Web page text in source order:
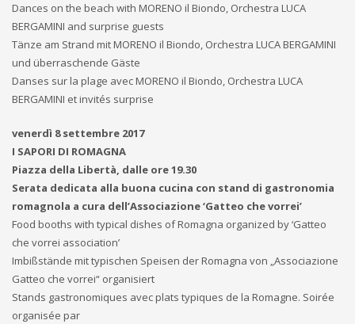
Dances on the beach with MORENO il Biondo, Orchestra LUCA
BERGAMINI and surprise guests
Tänze am Strand mit MORENO il Biondo, Orchestra LUCA BERGAMINI
und überraschende Gäste
Danses sur la plage avec MORENO il Biondo, Orchestra LUCA
BERGAMINI et invités surprise
venerdì 8 settembre 2017
I SAPORI DI ROMAGNA
Piazza della Libertà, dalle ore 19.30
Serata dedicata alla buona cucina con stand di gastronomia
romagnola a cura dell’Associazione ‘Gatteo che vorrei’
Food booths with typical dishes of Romagna organized by ‘Gatteo
che vorrei association’
Imbißstände mit typischen Speisen der Romagna von „Associazione
Gatteo che vorrei“ organisiert
Stands gastronomiques avec plats typiques de la Romagne. Soirée
organisée par